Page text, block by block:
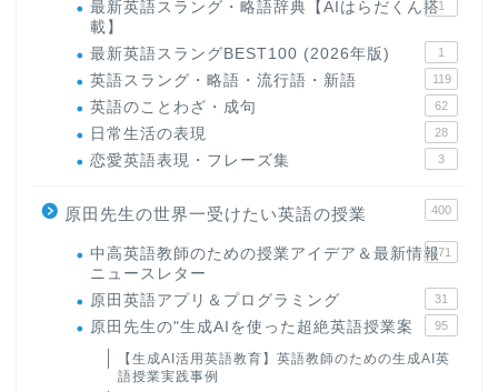
最新英語スラング・略語辞典【AIはらだくん搭
載】
1
最新英語スラングBEST100 (2026年版) 1
英語スラング・略語・流行語・新語 119
英語のことわざ・成句 62
日常生活の表現 28
恋愛英語表現・フレーズ集 3
原田先生の世界一受けたい英語の授業 400
中高英語教師のための授業アイデア＆最新情報
ニュースレター
171
原田英語アプリ＆プログラミング 31
原田先生の"生成AIを使った超絶英語授業案 95
【生成AI活用英語教育】英語教師のための生成AI英
語授業実践事例